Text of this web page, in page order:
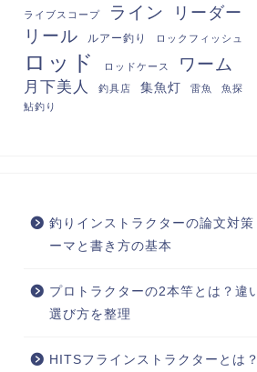
ライブスコープ ライン リーダー
リール ルアー釣り ロックフィッシュ
ロッド ロッドケース ワーム
月下美人 釣具店 集魚灯 雷魚
魚探
鮎釣り
釣りインストラクターの論文対策
ーマと書き方の基本
プロトラクターの2本竿とは？違
選び方を整理
HITSフラインストラクターとは